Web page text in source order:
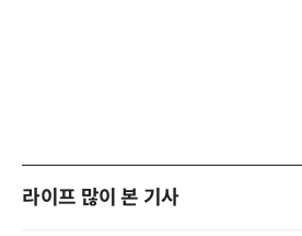
라이프 많이 본 기사